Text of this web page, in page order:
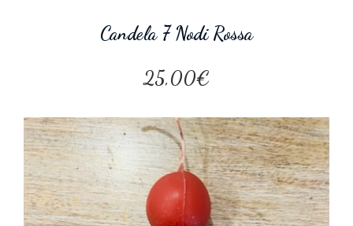
Candela 7 Nodi Rossa
25,00€